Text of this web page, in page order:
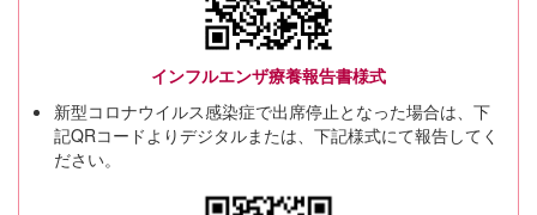
インフルエンザ療養報告書様式
新型コロナウイルス感染症で出席停止となった場合は、下
記QRコードよりデジタルまたは、下記様式にて報告してく
ださい。